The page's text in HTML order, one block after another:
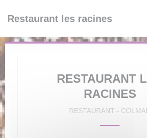
Restaurant les racines
RESTAURANT
RACINES
RESTAURANT -